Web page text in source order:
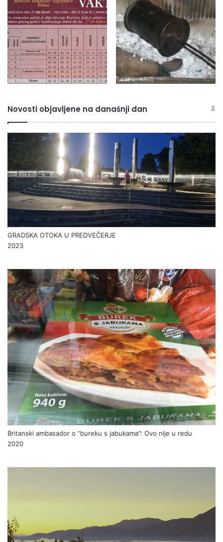
Novosti objavljene na današnji dan
GRADSKA OTOKA U PREDVEČERJE
2023
Britanski ambasador o “bureku s jabukama”: Ovo nije u redu
2020